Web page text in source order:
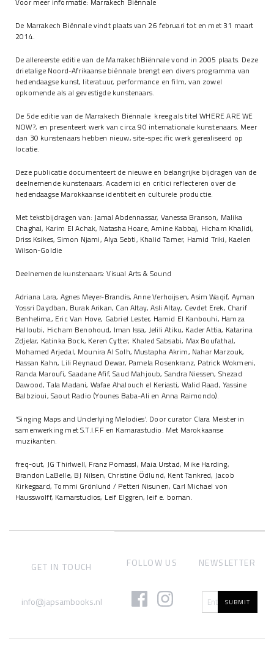
De Marrakech Biënnale vindt plaats van 26 februari tot en met 31 maart
2014.
De allereerste editie van de MarrakechBiënnale vond in 2005 plaats. Deze
drietalige Noord-Afrikaanse biënnale brengt een divers programma van
hedendaagse kunst, literatuur, performance en film, van zowel
opkomende als al gevestigde kunstenaars.
De 5de editie van de Marrakech Biënnale kreeg als titel WHERE ARE WE
NOW?, en presenteert werk van circa 90 internationale kunstenaars. Meer
dan 30 kunstenaars hebben nieuw, site-specific werk gerealiseerd op
locatie.
Deze publicatie documenteert de nieuwe en belangrijke bijdragen van de
deelnemende kunstenaars. Academici en critici reflecteren over de
hedendaagse Marokkaanse identiteit en culturele productie.
Met tekstbijdragen van: Jamal Abdennassar, Vanessa Branson, Malika
Chaghal, Karim El Achak, Natasha Hoare, Amine Kabbaj, Hicham Khalidi,
Driss Ksikes, Simon Njami, Alya Sebti, Khalid Tamer, Hamid Triki, Kaelen
Wilson-Goldie
Deelnemende kunstenaars: Visual Arts & Sound
Adriana Lara, Agnes Meyer-Brandis, Anne Verhoijsen, Asim Waqif, Ayman
Yossri Daydban, Burak Arikan, Can Altay, Asli Altay, Cevdet Erek, Charif
Benhelima, Eric Van Hove, Gabriel Lester, Hamid El Kanbouhi, Hamza
Halloubi, Hicham Benohoud, Iman Issa, Jelili Atiku, Kader Attia, Katarina
Zdjelar, Katinka Bock, Keren Cytter, Khaled Sabsabi, Max Boufathal,
Mohamed Arjedal, Mounira Al Solh, Mustapha Akrim, Nahar Marzouk,
Hassan Kahn, Lili Reynaud Dewar, Pamela Rosenkranz, Patrick Wokmeni,
Randa Maroufi, Saadane Afif, Saud Mahjoub, Sandra Niessen, Shezad
Dawood, Tala Madani, Wafae Ahalouch el Keriasti, Walid Raad, Yassine
Balbzioui, Saout Radio (Younes Baba-Ali en Anna Raimondo).
'Singing Maps and Underlying Melodies'. Door curator Clara Meister in
samenwerking met S.T.I.F.F en Kamarastudio. Met Marokkaanse
muzikanten.
freq-out, JG Thirlwell, Franz Pomassl, Maia Urstad, Mike Harding,
Brandon LaBelle, BJ Nilsen, Christine Ödlund, Kent Tankred, Jacob
Kirkegaard, Tommi Grönlund / Petteri Nisunen, Carl Michael von
Hausswolff, Kamarstudios, Leif Elggren, leif e. boman.
GET IN TOUCH
info@japsambooks.nl
FOLLOW US NEWSLETTER
SUBMIT